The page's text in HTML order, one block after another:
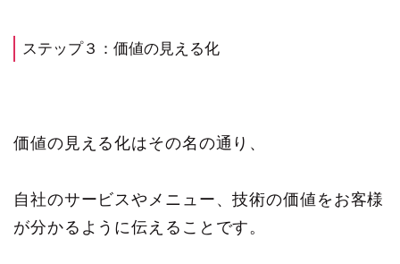
ステップ３：価値の見える化
価値の見える化はその名の通り、
自社のサービスやメニュー、技術の価値をお客様
が分かるように伝えることです。